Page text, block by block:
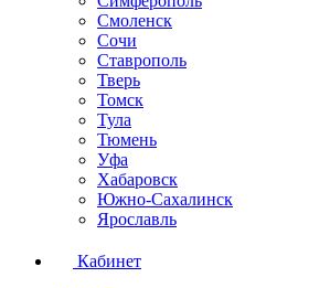
Смоленск
Сочи
Ставрополь
Тверь
Томск
Тула
Тюмень
Уфа
Хабаровск
Южно-Сахалинск
Ярославль
Кабинет